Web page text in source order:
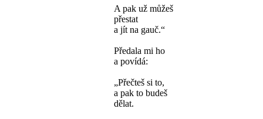
A pak už můžeš
přestat
a jít na gauč.“
Předala mi ho
a povídá:
„Přečteš si to,
a pak to budeš
dělat.